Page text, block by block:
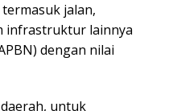
jalan,
infrastruktur lainnya
dengan nilai
untuk